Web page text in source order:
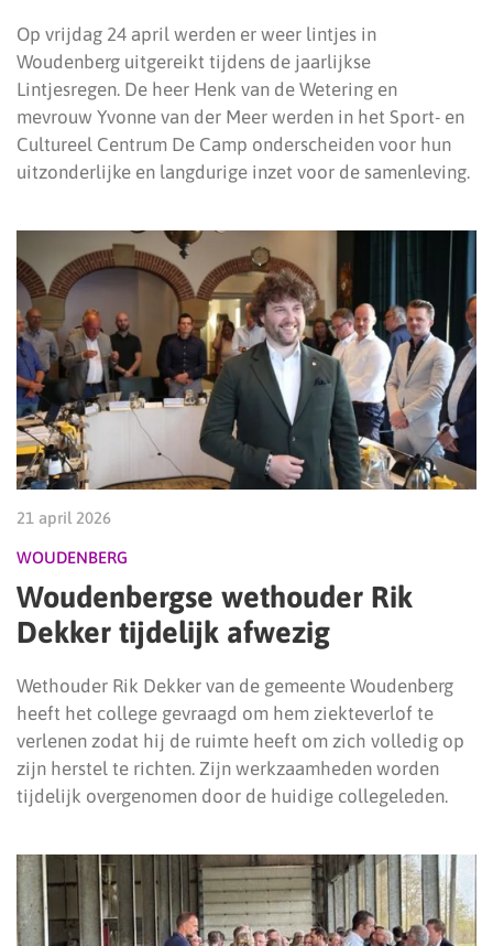
Op vrijdag 24 april werden er weer lintjes in
Woudenberg uitgereikt tijdens de jaarlijkse
Lintjesregen. De heer Henk van de Wetering en
mevrouw Yvonne van der Meer werden in het Sport- en
Cultureel Centrum De Camp onderscheiden voor hun
uitzonderlijke en langdurige inzet voor de samenleving.
21 april 2026
WOUDENBERG
Woudenbergse wethouder Rik
Dekker tijdelijk afwezig
Wethouder Rik Dekker van de gemeente Woudenberg
heeft het college gevraagd om hem ziekteverlof te
verlenen zodat hij de ruimte heeft om zich volledig op
zijn herstel te richten. Zijn werkzaamheden worden
tijdelijk overgenomen door de huidige collegeleden.